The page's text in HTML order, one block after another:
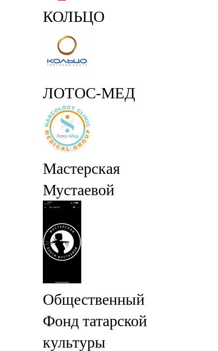
КОЛЬЦО
ЛОТОС-МЕД
Мастерская
Мустаевой
Общественный
Фонд татарской
культуры